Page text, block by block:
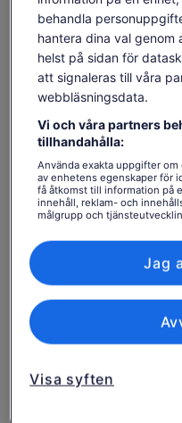
Flexibel
Vänligen läs noggrant
i 4x4 detta är en liten
Se
Datum
Resenärer
1 vuxen
lör 8 aug. sön 9 aug.
Priset
är
per
3 294 kr
inklusive skatter och avgifter
Innehållet på den
Se originaltexten
Lämna feedback
behandla
hantera dina val genom
helst på sidan för
att signaleras till våra
webbläsningsdata.
Vi och våra partners
tillhandahålla:
Använda exakta uppgifter
av enhetens egenskaper för
få åtkomst till information på
innehåll, reklam- och
målgrupp och
Visa syften
Jag